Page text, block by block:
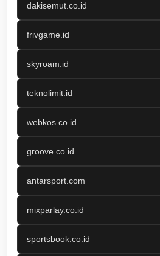
dakisemut.co.id
frivgame.id
skyroam.id
teknolimit.id
webkos.co.id
groove.co.id
antarsport.com
mixparlay.co.id
sportsbook.co.id